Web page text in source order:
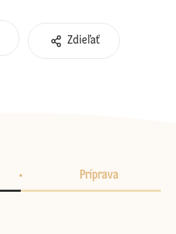
Zdieľať
Príprava